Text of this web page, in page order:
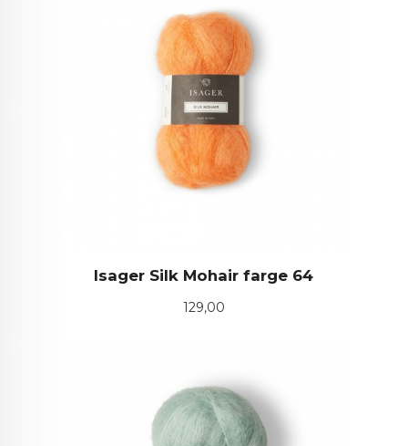
Isager Silk Mohair farge 64
Pris
129,00